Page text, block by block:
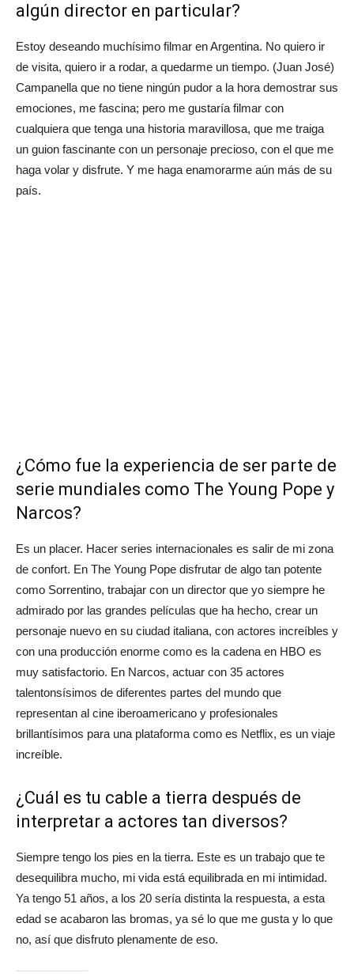
algún director en particular?
Estoy deseando muchísimo filmar en Argentina. No quiero ir
de visita, quiero ir a rodar, a quedarme un tiempo. (Juan José)
Campanella que no tiene ningún pudor a la hora demostrar sus
emociones, me fascina; pero me gustaría filmar con
cualquiera que tenga una historia maravillosa, que me traiga
un guion fascinante con un personaje precioso, con el que me
haga volar y disfrute. Y me haga enamorarme aún más de su
país.
¿Cómo fue la experiencia de ser parte de
serie mundiales como The Young Pope y
Narcos?
Es un placer. Hacer series internacionales es salir de mi zona
de confort. En The Young Pope disfrutar de algo tan potente
como Sorrentino, trabajar con un director que yo siempre he
admirado por las grandes películas que ha hecho, crear un
personaje nuevo en su ciudad italiana, con actores increíbles y
con una producción enorme como es la cadena en HBO es
muy satisfactorio. En Narcos, actuar con 35 actores
talentonsísimos de diferentes partes del mundo que
representan al cine iberoamericano y profesionales
brillantísimos para una plataforma como es Netflix, es un viaje
increíble.
¿Cuál es tu cable a tierra después de
interpretar a actores tan diversos?
Siempre tengo los pies en la tierra. Este es un trabajo que te
desequilibra mucho, mi vida está equilibrada en mi intimidad.
Ya tengo 51 años, a los 20 sería distinta la respuesta, a esta
edad se acabaron las bromas, ya sé lo que me gusta y lo que
no, así que disfruto plenamente de eso.